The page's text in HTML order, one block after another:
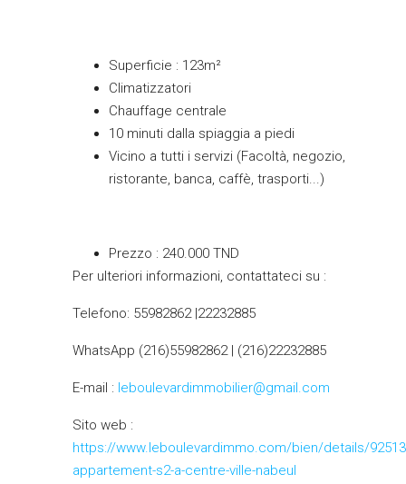
Superficie : 123m²
Climatizzatori
Chauffage centrale
10 minuti dalla spiaggia a piedi
Vicino a tutti i servizi (Facoltà, negozio,
ristorante, banca, caffè, trasporti...)
Prezzo : 240.000 TND
Per ulteriori informazioni, contattateci su :
Telefono: 55982862 |22232885
WhatsApp (216)55982862 | (216)22232885
E-mail : leboulevardimmobilier@gmail.com
Sito web :
https://www.leboulevardimmo.com/bien/details/
appartement-s2-a-centre-ville-nabeul